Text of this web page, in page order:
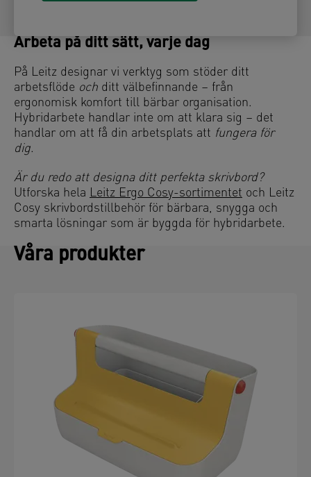
Arbeta på ditt sätt, varje dag
På Leitz designar vi verktyg som stöder ditt
arbetsflöde och ditt välbefinnande – från
ergonomisk komfort till bärbar organisation.
Hybridarbete handlar inte om att klara sig – det
handlar om att få din arbetsplats att fungera för
dig.
Är du redo att designa ditt perfekta skrivbord?
Utforska hela Leitz Ergo Cosy-sortimentet och Leitz
Cosy skrivbordstillbehör för bärbara, snygga och
smarta lösningar som är byggda för hybridarbete.
Våra produkter